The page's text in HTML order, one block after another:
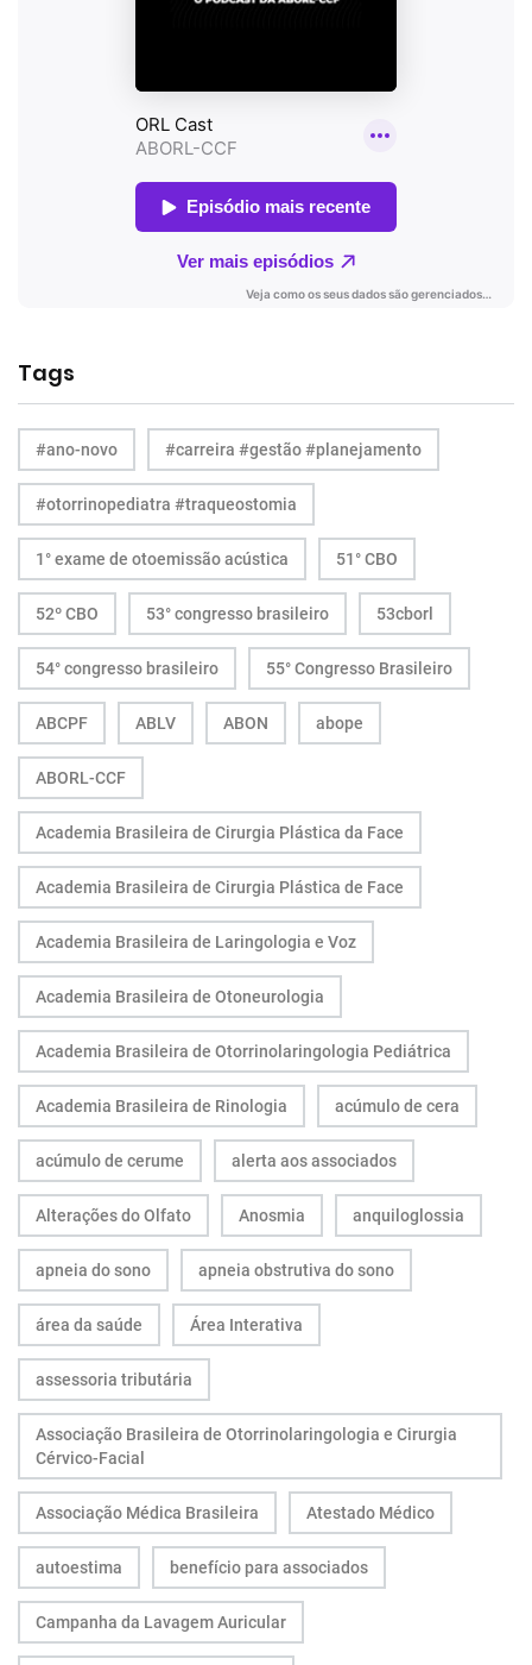
Tags
#ano-novo #carreira #gestão #planejamento
#otorrinopediatra #traqueostomia
1° exame de otoemissão acústica 51° CBO
52º CBO 53° congresso brasileiro 53cborl
54° congresso brasileiro 55° Congresso Brasileiro
ABCPF ABLV ABON abope
ABORL-CCF
Academia Brasileira de Cirurgia Plástica da Face
Academia Brasileira de Cirurgia Plástica de Face
Academia Brasileira de Laringologia e Voz
Academia Brasileira de Otoneurologia
Academia Brasileira de Otorrinolaringologia Pediátrica
Academia Brasileira de Rinologia acúmulo de cera
acúmulo de cerume alerta aos associados
Alterações do Olfato Anosmia anquiloglossia
apneia do sono apneia obstrutiva do sono
área da saúde Área Interativa
assessoria tributária
Associação Brasileira de Otorrinolaringologia e Cirurgia
Cérvico-Facial
Associação Médica Brasileira Atestado Médico
autoestima benefício para associados
Campanha da Lavagem Auricular